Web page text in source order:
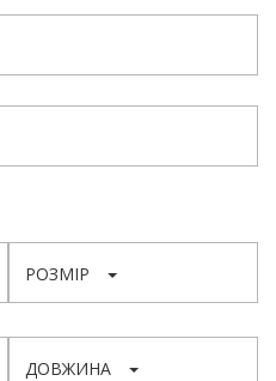
РОЗМІР
ДОВЖИНА